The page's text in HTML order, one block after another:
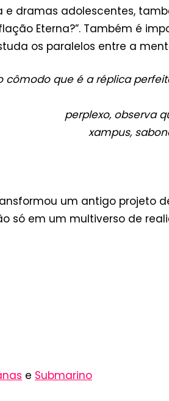
dramas adolescentes,
Eterna?”. Também é
os paralelos entre a
que é a réplica
perplexo, observa
xampus,
um antigo projeto
só em um multiverso de
e Submarino